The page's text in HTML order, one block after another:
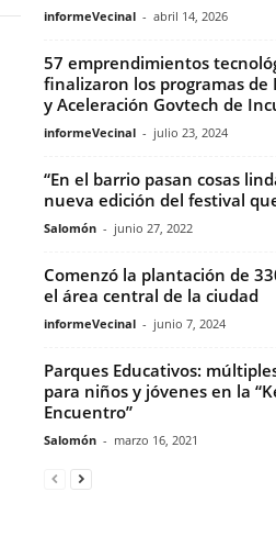
informeVecinal - abril 14, 2026
57 emprendimientos
finalizaron los programas de
y Aceleración Govtech de
informeVecinal - julio 23, 2024
“En el barrio pasan cosas
nueva edición del festival
Salomón - junio 27, 2022
Comenzó la plantación de
el área central de la ciudad
informeVecinal - junio 7, 2024
Parques Educativos:
para niños y jóvenes en la
Encuentro”
Salomón - marzo 16, 2021